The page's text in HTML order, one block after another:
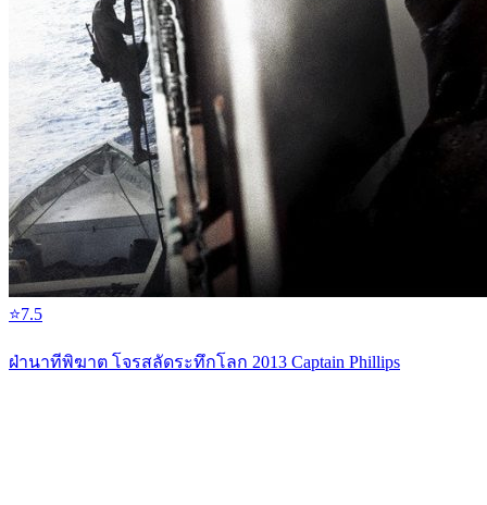
⭐7.5
ฝ่านาทีพิฆาต โจรสลัดระทึกโลก 2013 Captain Phillips